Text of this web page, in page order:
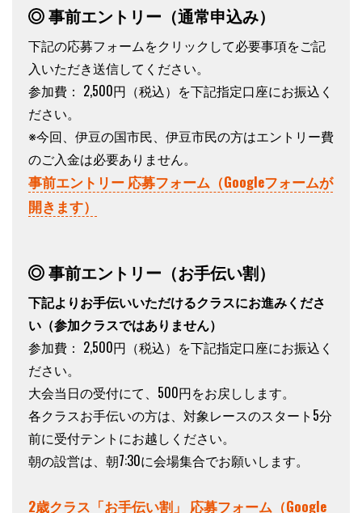
事前エントリー（通常申込み）
下記の応募フォームをクリックして必要事項をご記
入いただき送信してください。
参加費： 2,500円（税込）を下記指定口座にお振込く
ださい。
※今回、伊豆の国市民、伊豆市民の方はエントリー費
のご入金は必要ありません。
事前エントリー 応募フォーム（Googleフォームが
開きます）
事前エントリー（お手伝い割）
下記よりお手伝いいただけるクラスにお進みくださ
い（参加クラスではありません）
参加費： 2,500円（税込）を下記指定口座にお振込く
ださい。
大会当日の受付にて、500円をお戻しします。
各クラスお手伝いの方は、対象レースのスタート5分
前に受付テントにお越しください。
朝の設営は、朝7:30に会場集合でお願いします。
2歳クラス「お手伝い割」 応募フォーム（Google